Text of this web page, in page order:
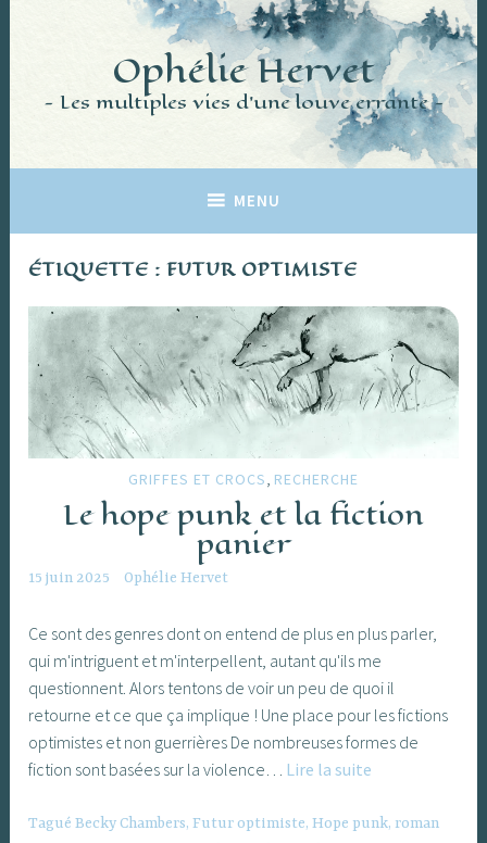
principal
Ophélie Hervet
Les multiples vies d'une louve errante
MENU
ÉTIQUETTE :FUTUR OPTIMISTE
GRIFFES ET CROCS, RECHERCHE
Le hope punk et la fiction
panier
15 juin 2025 Ophélie Hervet
Ce sont des genres dont on entend de plus en plus parler,
qui m'intriguent et m'interpellent, autant qu'ils me
questionnent. Alors tentons de voir un peu de quoi il
retourne et ce que ça implique ! Une place pour les fictions
optimistes et non guerrières De nombreuses formes de
fiction sont basées sur la violence… Lire la suite
punk
TaguéBecky Chambers,Futur optimiste,Hope punk, roman